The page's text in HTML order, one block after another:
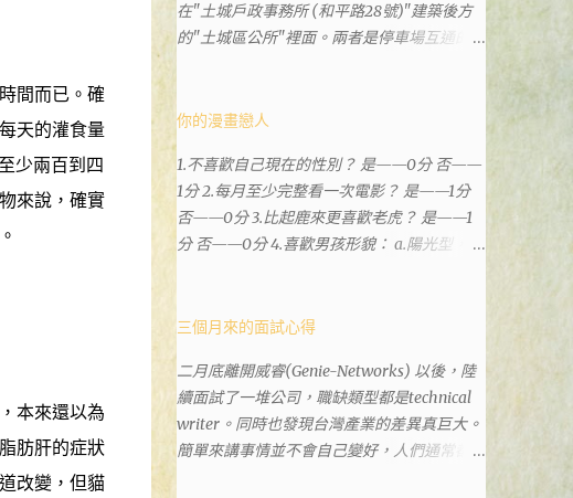
間而已。確
天的灌食量
少兩百到四
來說，確實
本來還以為
肪肝的症狀
改變，但貓
在"土城戶政事務所 (和平路28號)"建築後方
的"土城區公所"裡面。兩者是停車場互通的，
所等建築。所以都在一塊，但你可能會走錯大
樓。 Google評論上有不少跑錯的人，以為地
政也配置在戶政事務所裡面。但其實 土城沒
有正式的地政事務所，只有地政小而美工作站
，也已經能處理大部分需求。我是因為有了法
院公文才拿到了第三類謄本的紀錄，看到以後
資源。但我不知道審判時法官會不會去調閱這
細心，在案牘勞形中，會願意為了這種小人物
受害案件去挖出更大的黑幕。 辦理人員非常
專業熱心，也非常忙碌。還告訴我目前需要的
關鍵特定檔案(原案登記簿案件，接露轉手時
你的漫畫戀人
1.不喜歡自己現在的性別？ 是——0分 否——
1分 2.每月至少完整看一次電影？ 是——1分
否——0分 3.比起鹿來更喜歡老虎？ 是——1
分 否——0分 4.喜歡男孩形貌： a.陽光型，很
可愛——4分 5.喜歡女孩形貌： a.楚楚動人，
麗高貴的大家閨秀－3分 d.頹廢另類狂放——1
分 6.希望戀人的姓氏： a.大眾化——1分 b.罕
見，古色古香的複姓——2分 c.配上名字動聽
——4分 d.叫什麼都無所謂——3分 7.下列活動
三個月來的面試心得
二月底離開威睿(Genie-Networks) 以後，陸
續面試了一堆公司，職缺類型都是technical
writer。同時也發現台灣產業的差異真巨大。
簡單來講事情並不會自己變好，人們通常都是